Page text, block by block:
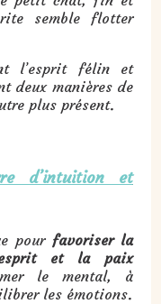
semble flotter
l’esprit félin et
deux manières de
plus présent.
d’intuition et
pour favoriser la
et la paix
le mental, à
les émotions.